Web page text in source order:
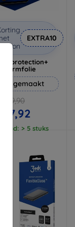
EXTRA10
gemaakt
€ 19,90
17,92
> 5 stuks